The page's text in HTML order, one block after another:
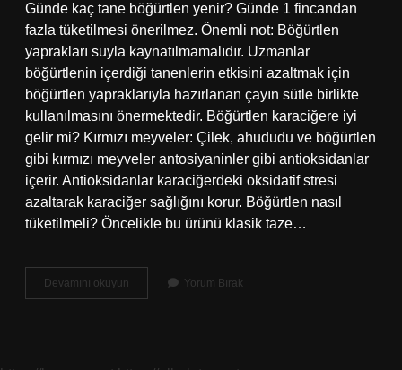
Günde kaç tane böğürtlen yenir? Günde 1 fincandan
fazla tüketilmesi önerilmez. Önemli not: Böğürtlen
yaprakları suyla kaynatılmamalıdır. Uzmanlar
böğürtlenin içerdiği tanenlerin etkisini azaltmak için
böğürtlen yapraklarıyla hazırlanan çayın sütle birlikte
kullanılmasını önermektedir. Böğürtlen karaciğere iyi
gelir mi? Kırmızı meyveler: Çilek, ahududu ve böğürtlen
gibi kırmızı meyveler antosiyaninler gibi antioksidanlar
içerir. Antioksidanlar karaciğerdeki oksidatif stresi
azaltarak karaciğer sağlığını korur. Böğürtlen nasıl
tüketilmeli? Öncelikle bu ürünü klasik taze…
Devamını okuyun Böğürtlen
Içinde
Yorum Bırak